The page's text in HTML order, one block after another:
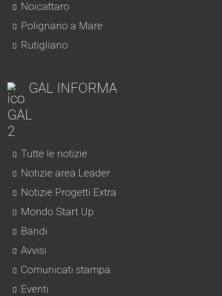
Noicattaro
Polignano a Mare
Rutigliano
GAL INFORMA
Tutte le notizie
Notizie area Leader
Notizie Progetti Extra
Mondo Start Up
Bandi
Avvisi
Comunicati stampa
Eventi